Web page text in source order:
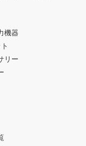
機器
リー